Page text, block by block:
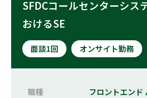
SFDCコールセンターシス
おけるSE
面談1回 オンサイト勤務
職種 フロントエンド